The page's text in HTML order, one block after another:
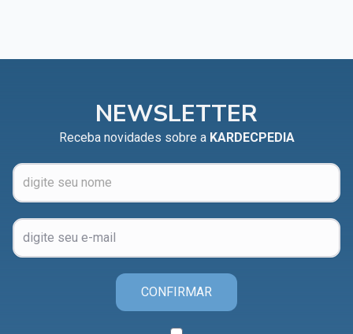
NEWSLETTER
Receba novidades sobre a KARDECPEDIA
CONFIRMAR